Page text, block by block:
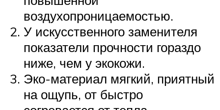
воздухопроницаемостью.
У искусственного заменителя
показатели прочности гораздо
ниже, чем у экокожи.
Эко-материал мягкий, приятный
на ощупь, от быстро